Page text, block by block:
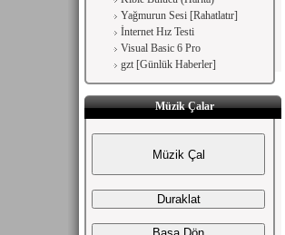
Yağmurun Sesi [Rahatlatır]
İnternet Hız Testi
Visual Basic 6 Pro
gzt [Günlük Haberler]
Müzik Çalar